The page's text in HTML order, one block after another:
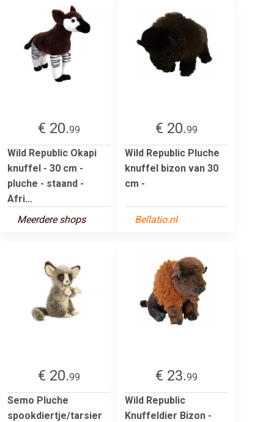
€ 20.99
Wild Republic Okapi
knuffel - 30 cm -
pluche - staand -
Afri...
Meerdere shops
€ 20.99
Wild Republic Pluche
knuffel bizon van 30
cm -
Bellatio.nl
€ 20.99
Semo Pluche
spookdiertje/tarsier
€ 23.99
Wild Republic
Knuffeldier Bizon -